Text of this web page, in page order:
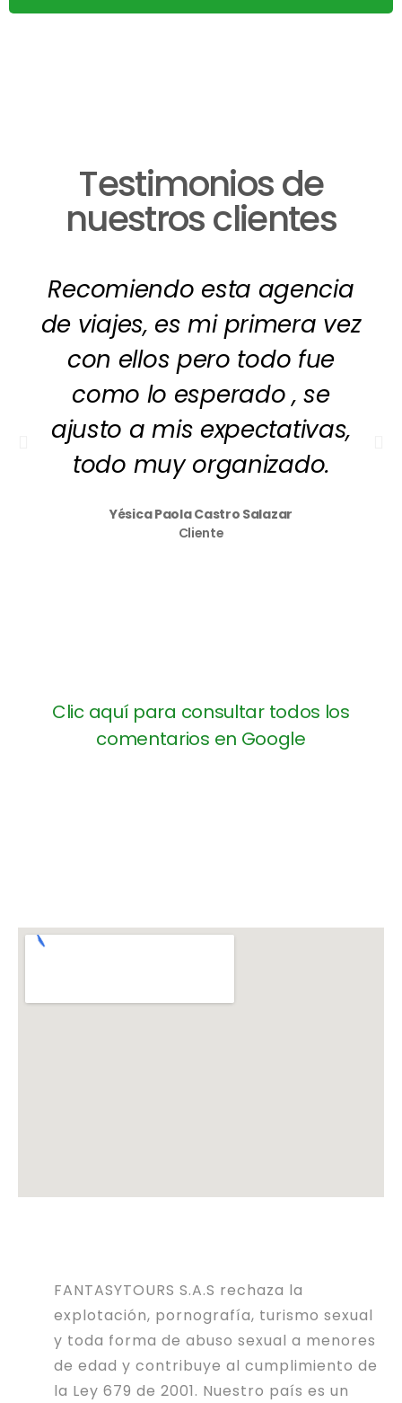
Testimonios de
nuestros clientes
Recomiendo esta agencia
de viajes, es mi primera vez
con ellos pero todo fue
como lo esperado , se
ajusto a mis expectativas,
todo muy organizado.
Yésica Paola Castro Salazar
Cliente
Clic aquí para consultar todos los
comentarios en Google
FANTASYTOURS S.A.S rechaza la
explotación, pornografía, turismo sexual
y toda forma de abuso sexual a menores
de edad y contribuye al cumplimiento de
la Ley 679 de 2001. Nuestro país es un